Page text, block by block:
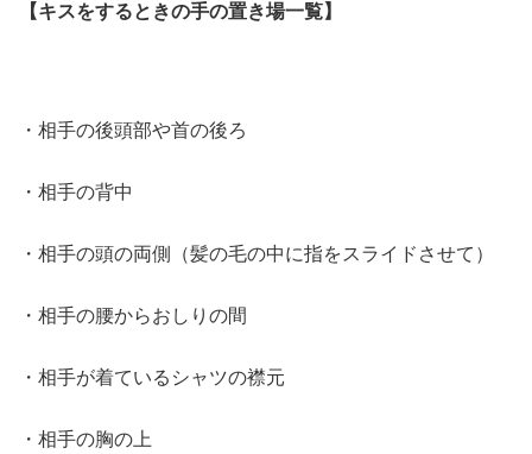
【キスをするときの手の置き場一覧】
・相手の後頭部や首の後ろ
・相手の背中
・相手の頭の両側（髪の毛の中に指をスライドさせて）
・相手の腰からおしりの間
・相手が着ているシャツの襟元
・相手の胸の上